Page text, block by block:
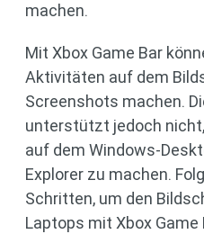
machen.
Mit Xbox Game Bar
Aktivitäten auf dem
Screenshots machen.
unterstützt jedoch
auf dem Windows-
Explorer zu machen.
Schritten, um den
Laptops mit Xbox